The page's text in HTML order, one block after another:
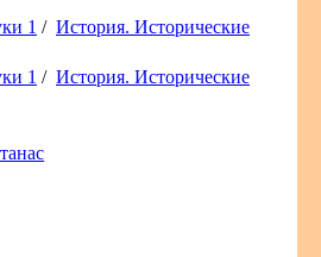
1 / История. Исторические
1 / История. Исторические